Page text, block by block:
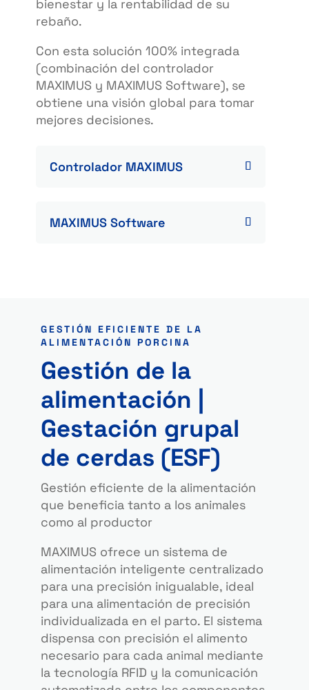
bienestar y la rentabilidad de su
rebaño.
Con esta solución 100% integrada
(combinación del controlador
MAXIMUS y MAXIMUS Software), se
obtiene una visión global para tomar
mejores decisiones.
Controlador MAXIMUS
MAXIMUS Software
GESTIÓN EFICIENTE DE LA
ALIMENTACIÓN PORCINA
Gestión de la
alimentación |
Gestación grupal
de cerdas (ESF)
Gestión eficiente de la alimentación
que beneficia tanto a los animales
como al productor
MAXIMUS ofrece un sistema de
alimentación inteligente centralizado
para una precisión inigualable, ideal
para una alimentación de precisión
individualizada en el parto. El sistema
dispensa con precisión el alimento
necesario para cada animal mediante
la tecnología RFID y la comunicación